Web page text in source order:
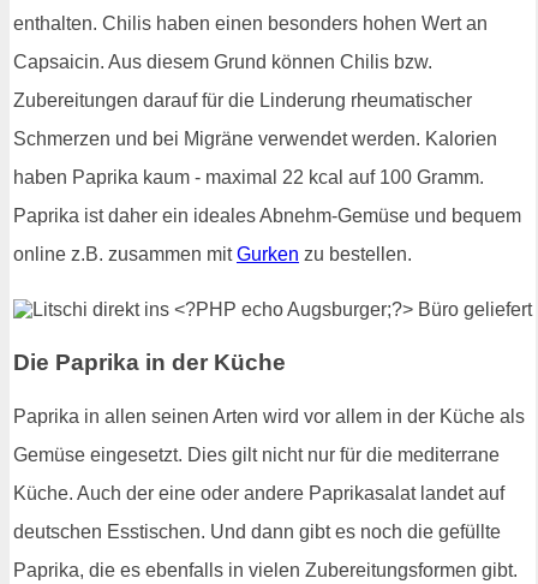
enthalten. Chilis haben einen besonders hohen Wert an
Capsaicin. Aus diesem Grund können Chilis bzw.
Zubereitungen darauf für die Linderung rheumatischer
Schmerzen und bei Migräne verwendet werden. Kalorien
haben Paprika kaum - maximal 22 kcal auf 100 Gramm.
Paprika ist daher ein ideales Abnehm-Gemüse und bequem
online z.B. zusammen mitGurken zu bestellen.
Die Paprika in der Küche
Paprika in allen seinen Arten wird vor allem in der Küche als
Gemüse eingesetzt. Dies gilt nicht nur für die mediterrane
Küche. Auch der eine oder andere Paprikasalat landet auf
deutschen Esstischen. Und dann gibt es noch die gefüllte
Paprika, die es ebenfalls in vielen Zubereitungsformen gibt.